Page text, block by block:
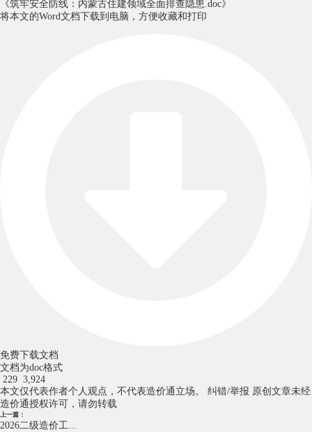
《筑牢安全防线：内蒙古住建领域全面排查隐患.doc》
将本文的Word文档下载到电脑，方便收藏和打印
免费下载文档
文档为doc格式
229 3,924
本文仅代表作者个人观点，不代表造价通立场。 纠错/举报 原创文章未经
造价通授权许可，请勿转载
上一篇：
2026二级造价工...